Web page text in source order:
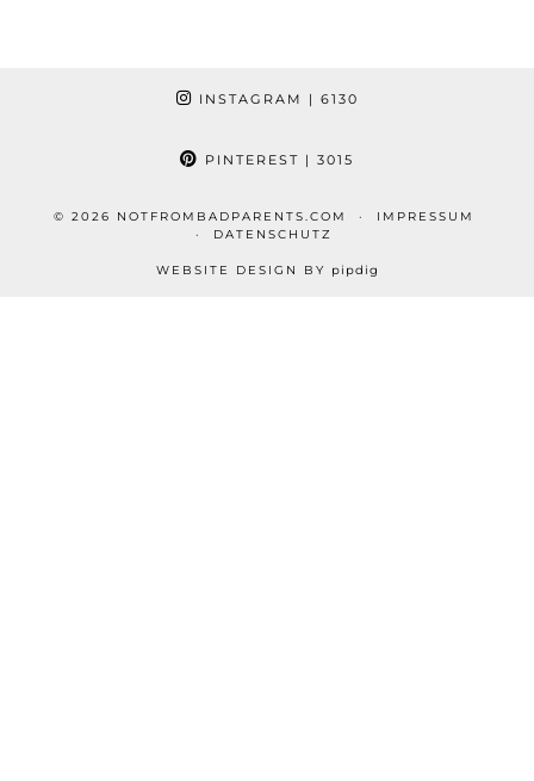
INSTAGRAM | 6130
PINTEREST | 3015
© 2026 NOTFROMBADPARENTS.COM
IMPRESSUM
DATENSCHUTZ
WEBSITE DESIGN BY pipdig